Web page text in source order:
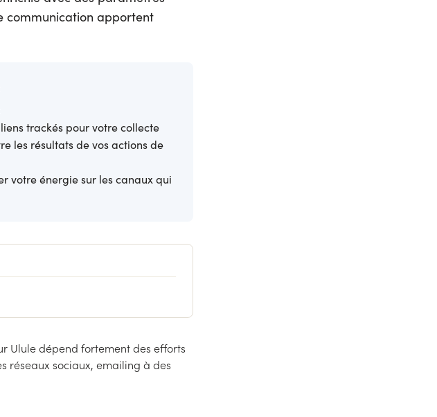
communication apportent
trackés pour votre collecte
les résultats de vos actions de
votre énergie sur les canaux qui
Ulule dépend fortement des efforts
réseaux sociaux, emailing à des